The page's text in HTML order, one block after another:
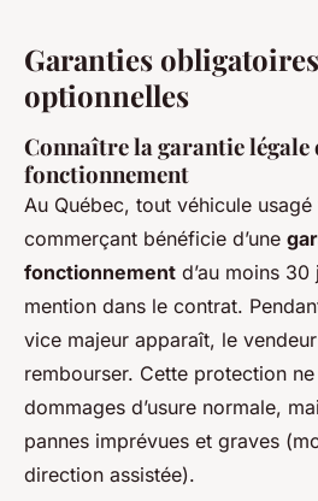
Garanties
optionnelles
Connaître la garantie légale
fonctionnement
Au Québec, tout véhicule
commerçant bénéficie d’une
fonctionnement d’au moins
mention dans le contrat.
vice majeur apparaît, le
rembourser. Cette protection
dommages d’usure normale,
pannes imprévues et graves
direction assistée).